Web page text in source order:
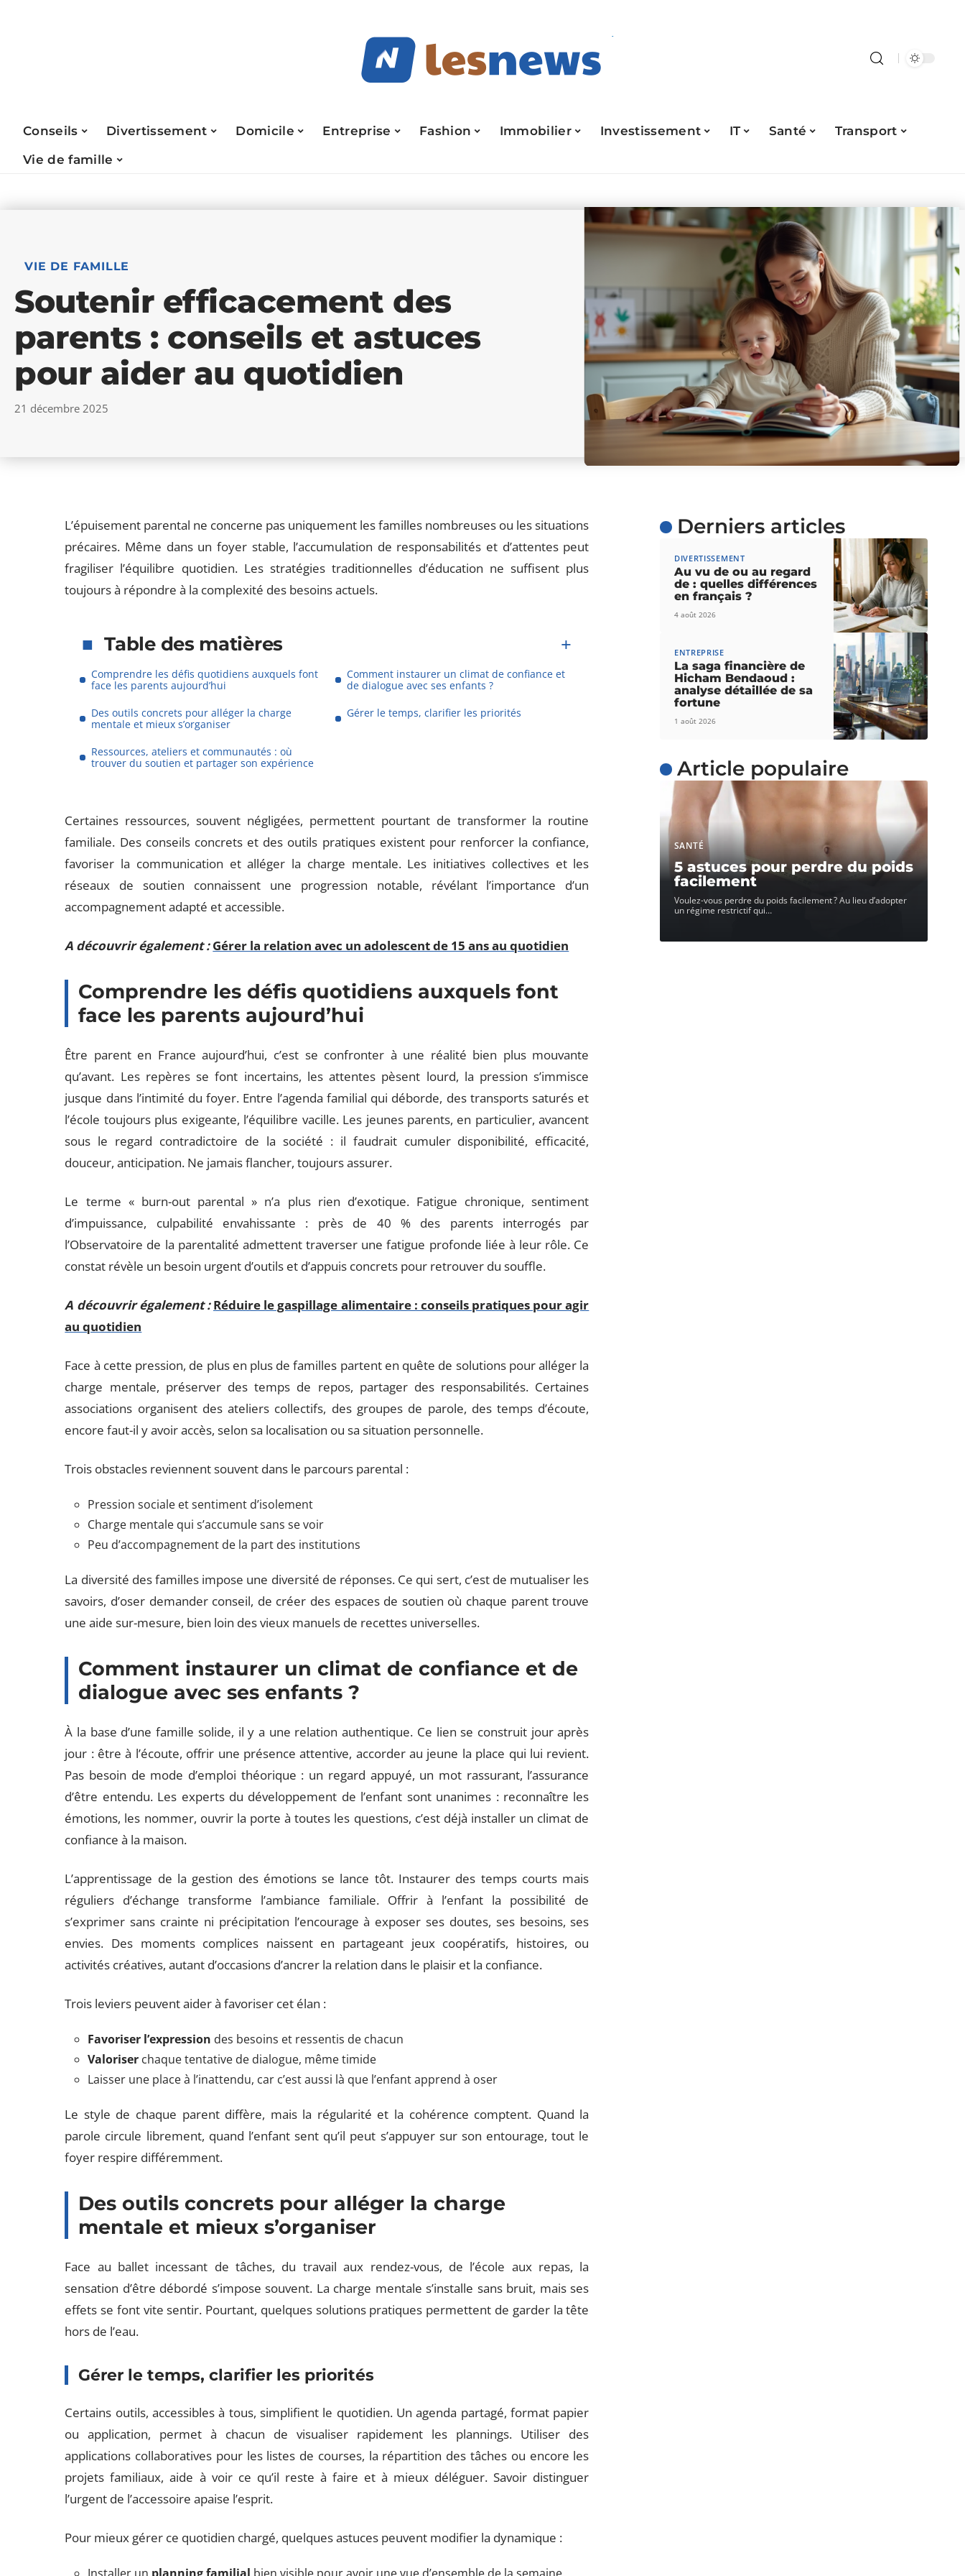
Conseils Divertissement Domicile Entreprise Fashion Immobilier Investissement IT Santé
Transport
Vie de famille
VIE DE FAMILLE
Soutenir efficacement des
parents : conseils et astuces
pour aider au quotidien
21 décembre 2025
L’épuisement parental ne concerne pas uniquement les familles nombreuses ou les situations
précaires. Même dans un foyer stable, l’accumulation de responsabilités et d’attentes peut
fragiliser l’équilibre quotidien. Les stratégies traditionnelles d’éducation ne suffisent plus
toujours à répondre à la complexité des besoins actuels.
Table des matières
Comprendre les défis quotidiens auxquels font
face les parents aujourd’hui
Comment instaurer un climat de confiance et
de dialogue avec ses enfants ?
Des outils concrets pour alléger la charge
mentale et mieux s’organiser
Gérer le temps, clarifier les priorités
Ressources, ateliers et communautés : où
trouver du soutien et partager son expérience
Certaines ressources, souvent négligées, permettent pourtant de transformer la routine
familiale. Des conseils concrets et des outils pratiques existent pour renforcer la confiance,
favoriser la communication et alléger la charge mentale. Les initiatives collectives et les
réseaux de soutien connaissent une progression notable, révélant l’importance d’un
accompagnement adapté et accessible.
A découvrir également : Gérer la relation avec un adolescent de 15 ans au quotidien
Comprendre les défis quotidiens auxquels font
face les parents aujourd’hui
Être parent en France aujourd’hui, c’est se confronter à une réalité bien plus mouvante
qu’avant. Les repères se font incertains, les attentes pèsent lourd, la pression s’immisce
jusque dans l’intimité du foyer. Entre l’agenda familial qui déborde, des transports saturés et
l’école toujours plus exigeante, l’équilibre vacille. Les jeunes parents, en particulier, avancent
sous le regard contradictoire de la société : il faudrait cumuler disponibilité, efficacité,
douceur, anticipation. Ne jamais flancher, toujours assurer.
Le terme « burn-out parental » n’a plus rien d’exotique. Fatigue chronique, sentiment
d’impuissance, culpabilité envahissante : près de 40 % des parents interrogés par
l’Observatoire de la parentalité admettent traverser une fatigue profonde liée à leur rôle. Ce
constat révèle un besoin urgent d’outils et d’appuis concrets pour retrouver du souffle.
A découvrir également : Réduire le gaspillage alimentaire : conseils pratiques pour agir
au quotidien
Face à cette pression, de plus en plus de familles partent en quête de solutions pour alléger la
charge mentale, préserver des temps de repos, partager des responsabilités. Certaines
associations organisent des ateliers collectifs, des groupes de parole, des temps d’écoute,
encore faut-il y avoir accès, selon sa localisation ou sa situation personnelle.
Trois obstacles reviennent souvent dans le parcours parental :
Pression sociale et sentiment d’isolement
Charge mentale qui s’accumule sans se voir
Peu d’accompagnement de la part des institutions
La diversité des familles impose une diversité de réponses. Ce qui sert, c’est de mutualiser les
savoirs, d’oser demander conseil, de créer des espaces de soutien où chaque parent trouve
une aide sur-mesure, bien loin des vieux manuels de recettes universelles.
Comment instaurer un climat de confiance et de
dialogue avec ses enfants ?
À la base d’une famille solide, il y a une relation authentique. Ce lien se construit jour après
jour : être à l’écoute, offrir une présence attentive, accorder au jeune la place qui lui revient.
Pas besoin de mode d’emploi théorique : un regard appuyé, un mot rassurant, l’assurance
d’être entendu. Les experts du développement de l’enfant sont unanimes : reconnaître les
émotions, les nommer, ouvrir la porte à toutes les questions, c’est déjà installer un climat de
confiance à la maison.
L’apprentissage de la gestion des émotions se lance tôt. Instaurer des temps courts mais
réguliers d’échange transforme l’ambiance familiale. Offrir à l’enfant la possibilité de
s’exprimer sans crainte ni précipitation l’encourage à exposer ses doutes, ses besoins, ses
envies. Des moments complices naissent en partageant jeux coopératifs, histoires, ou
activités créatives, autant d’occasions d’ancrer la relation dans le plaisir et la confiance.
Trois leviers peuvent aider à favoriser cet élan :
Favoriser l’expression des besoins et ressentis de chacun
Valoriser chaque tentative de dialogue, même timide
Laisser une place à l’inattendu, car c’est aussi là que l’enfant apprend à oser
Le style de chaque parent diffère, mais la régularité et la cohérence comptent. Quand la
parole circule librement, quand l’enfant sent qu’il peut s’appuyer sur son entourage, tout le
foyer respire différemment.
Des outils concrets pour alléger la charge
mentale et mieux s’organiser
Face au ballet incessant de tâches, du travail aux rendez-vous, de l’école aux repas, la
sensation d’être débordé s’impose souvent. La charge mentale s’installe sans bruit, mais ses
effets se font vite sentir. Pourtant, quelques solutions pratiques permettent de garder la tête
hors de l’eau.
Gérer le temps, clarifier les priorités
Certains outils, accessibles à tous, simplifient le quotidien. Un agenda partagé, format papier
ou application, permet à chacun de visualiser rapidement les plannings. Utiliser des
applications collaboratives pour les listes de courses, la répartition des tâches ou encore les
projets familiaux, aide à voir ce qu’il reste à faire et à mieux déléguer. Savoir distinguer
l’urgent de l’accessoire apaise l’esprit.
Pour mieux gérer ce quotidien chargé, quelques astuces peuvent modifier la dynamique :
Derniers articles
DIVERTISSEMENT
Au vu de ou au regard
de : quelles différences
en français ?
4 août 2026
ENTREPRISE
La saga financière de
Hicham Bendaoud :
analyse détaillée de sa
fortune
1 août 2026
Article populaire
SANTÉ
5 astuces pour perdre du poids
facilement
Voulez-vous perdre du poids facilement ? Au lieu d’adopter
un régime restrictif qui…